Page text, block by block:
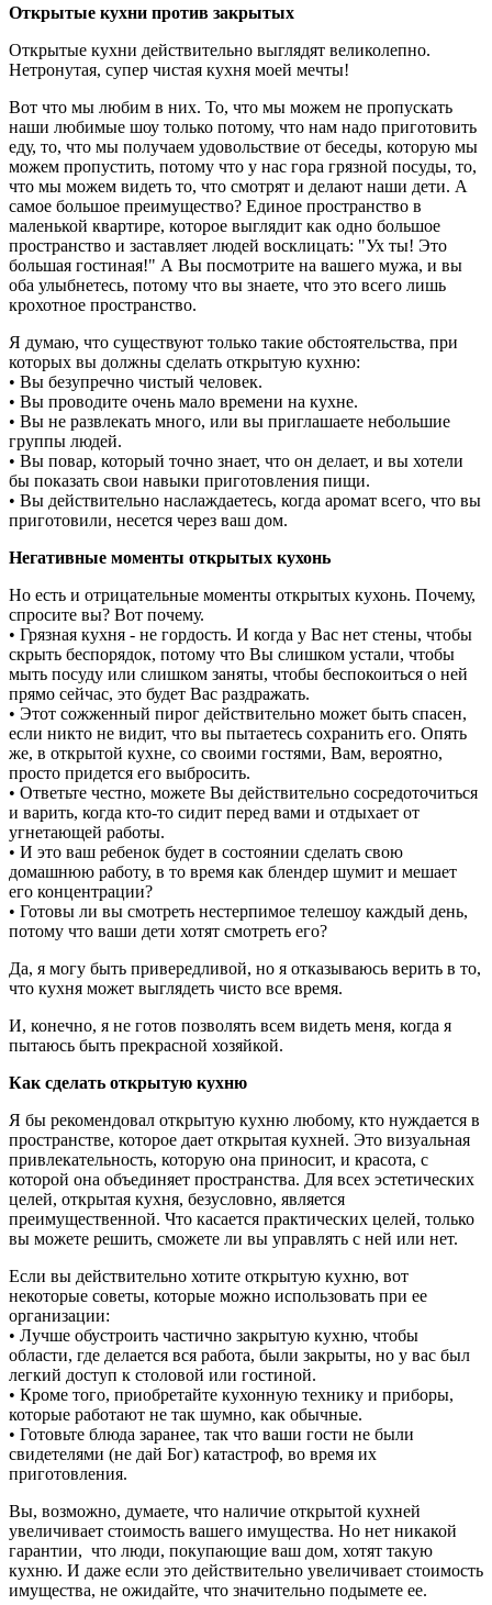
Открытые кухни против закрытых
Открытые кухни действительно выглядят великолепно.
Нетронутая, супер чистая кухня моей мечты!
Вот что мы любим в них. То, что мы можем не пропускать
наши любимые шоу только потому, что нам надо приготовить
еду, то, что мы получаем удовольствие от беседы, которую мы
можем пропустить, потому что у нас гора грязной посуды, то,
что мы можем видеть то, что смотрят и делают наши дети. А
самое большое преимущество? Единое пространство в
маленькой квартире, которое выглядит как одно большое
пространство и заставляет людей восклицать: "Ух ты! Это
большая гостиная!" А Вы посмотрите на вашего мужа, и вы
оба улыбнетесь, потому что вы знаете, что это всего лишь
крохотное пространство.
Я думаю, что существуют только такие обстоятельства, при
которых вы должны сделать открытую кухню:
• Вы безупречно чистый человек.
• Вы проводите очень мало времени на кухне.
• Вы не развлекать много, или вы приглашаете небольшие
группы людей.
• Вы повар, который точно знает, что он делает, и вы хотели
бы показать свои навыки приготовления пищи.
• Вы действительно наслаждаетесь, когда аромат всего, что вы
приготовили, несется через ваш дом.
Негативные моменты открытых кухонь
Но есть и отрицательные моменты открытых кухонь. Почему,
спросите вы? Вот почему.
• Грязная кухня - не гордость. И когда у Вас нет стены, чтобы
скрыть беспорядок, потому что Вы слишком устали, чтобы
мыть посуду или слишком заняты, чтобы беспокоиться о ней
прямо сейчас, это будет Вас раздражать.
• Этот сожженный пирог действительно может быть спасен,
если никто не видит, что вы пытаетесь сохранить его. Опять
же, в открытой кухне, со своими гостями, Вам, вероятно,
просто придется его выбросить.
• Ответьте честно, можете Вы действительно сосредоточиться
и варить, когда кто-то сидит перед вами и отдыхает от
угнетающей работы.
• И это ваш ребенок будет в состоянии сделать свою
домашнюю работу, в то время как блендер шумит и мешает
его концентрации?
• Готовы ли вы смотреть нестерпимое телешоу каждый день,
потому что ваши дети хотят смотреть его?
Да, я могу быть привередливой, но я отказываюсь верить в то,
что кухня может выглядеть чисто все время.
И, конечно, я не готов позволять всем видеть меня, когда я
пытаюсь быть прекрасной хозяйкой.
Как сделать открытую кухню
Я бы рекомендовал открытую кухню любому, кто нуждается в
пространстве, которое дает открытая кухней. Это визуальная
привлекательность, которую она приносит, и красота, с
которой она объединяет пространства. Для всех эстетических
целей, открытая кухня, безусловно, является
преимущественной. Что касается практических целей, только
вы можете решить, сможете ли вы управлять с ней или нет.
Если вы действительно хотите открытую кухню, вот
некоторые советы, которые можно использовать при ее
организации:
• Лучше обустроить частично закрытую кухню, чтобы
области, где делается вся работа, были закрыты, но у вас был
легкий доступ к столовой или гостиной.
• Кроме того, приобретайте кухонную технику и приборы,
которые работают не так шумно, как обычные.
• Готовьте блюда заранее, так что ваши гости не были
свидетелями (не дай Бог) катастроф, во время их
приготовления.
Вы, возможно, думаете, что наличие открытой кухней
увеличивает стоимость вашего имущества. Но нет никакой
гарантии, что люди, покупающие ваш дом, хотят такую
кухню. И даже если это действительно увеличивает стоимость
имущества, не ожидайте, что значительно подымете ее.